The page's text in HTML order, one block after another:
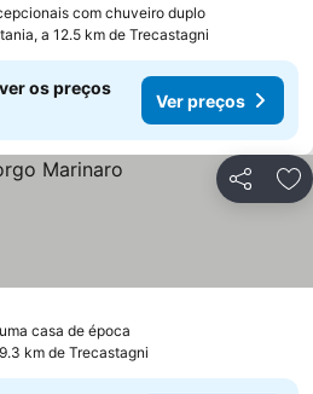
com chuveiro duploVer preços
a 12.5 km de Trecastagni
os preços
Ver preços
Partilhar
casa de época
km de Trecastagni